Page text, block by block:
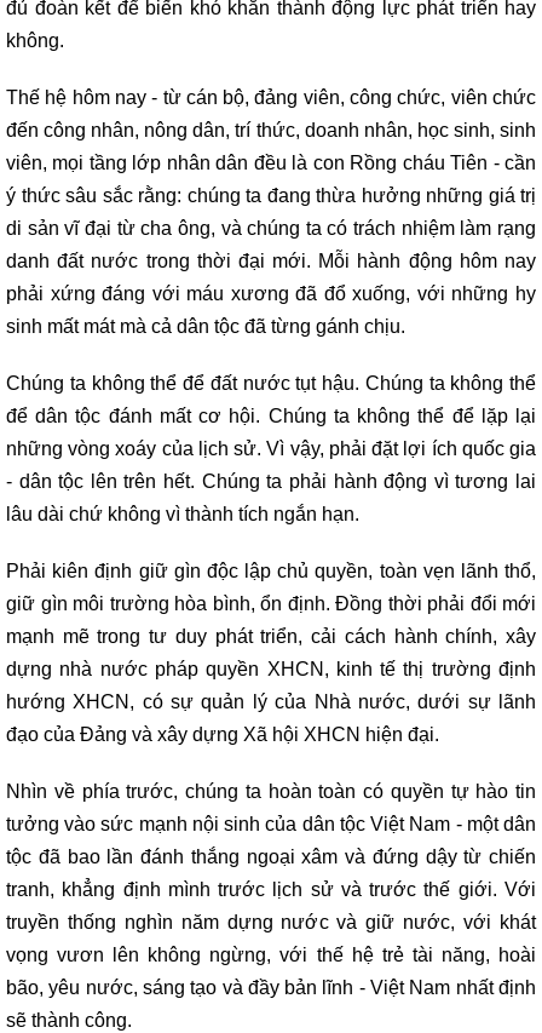
đủ đoàn kết để biến khó khăn thành động lực phát triển hay
không.
Thế hệ hôm nay - từ cán bộ, đảng viên, công chức, viên chức
đến công nhân, nông dân, trí thức, doanh nhân, học sinh, sinh
viên, mọi tầng lớp nhân dân đều là con Rồng cháu Tiên - cần
ý thức sâu sắc rằng: chúng ta đang thừa hưởng những giá trị
di sản vĩ đại từ cha ông, và chúng ta có trách nhiệm làm rạng
danh đất nước trong thời đại mới. Mỗi hành động hôm nay
phải xứng đáng với máu xương đã đổ xuống, với những hy
sinh mất mát mà cả dân tộc đã từng gánh chịu.
Chúng ta không thể để đất nước tụt hậu. Chúng ta không thể
để dân tộc đánh mất cơ hội. Chúng ta không thể để lặp lại
những vòng xoáy của lịch sử. Vì vậy, phải đặt lợi ích quốc gia
- dân tộc lên trên hết. Chúng ta phải hành động vì tương lai
lâu dài chứ không vì thành tích ngắn hạn.
Phải kiên định giữ gìn độc lập chủ quyền, toàn vẹn lãnh thổ,
giữ gìn môi trường hòa bình, ổn định. Đồng thời phải đổi mới
mạnh mẽ trong tư duy phát triển, cải cách hành chính, xây
dựng nhà nước pháp quyền XHCN, kinh tế thị trường định
hướng XHCN, có sự quản lý của Nhà nước, dưới sự lãnh
đạo của Đảng và xây dựng Xã hội XHCN hiện đại.
Nhìn về phía trước, chúng ta hoàn toàn có quyền tự hào tin
tưởng vào sức mạnh nội sinh của dân tộc Việt Nam - một dân
tộc đã bao lần đánh thắng ngoại xâm và đứng dậy từ chiến
tranh, khẳng định mình trước lịch sử và trước thế giới. Với
truyền thống nghìn năm dựng nước và giữ nước, với khát
vọng vươn lên không ngừng, với thế hệ trẻ tài năng, hoài
bão, yêu nước, sáng tạo và đầy bản lĩnh - Việt Nam nhất định
sẽ thành công.